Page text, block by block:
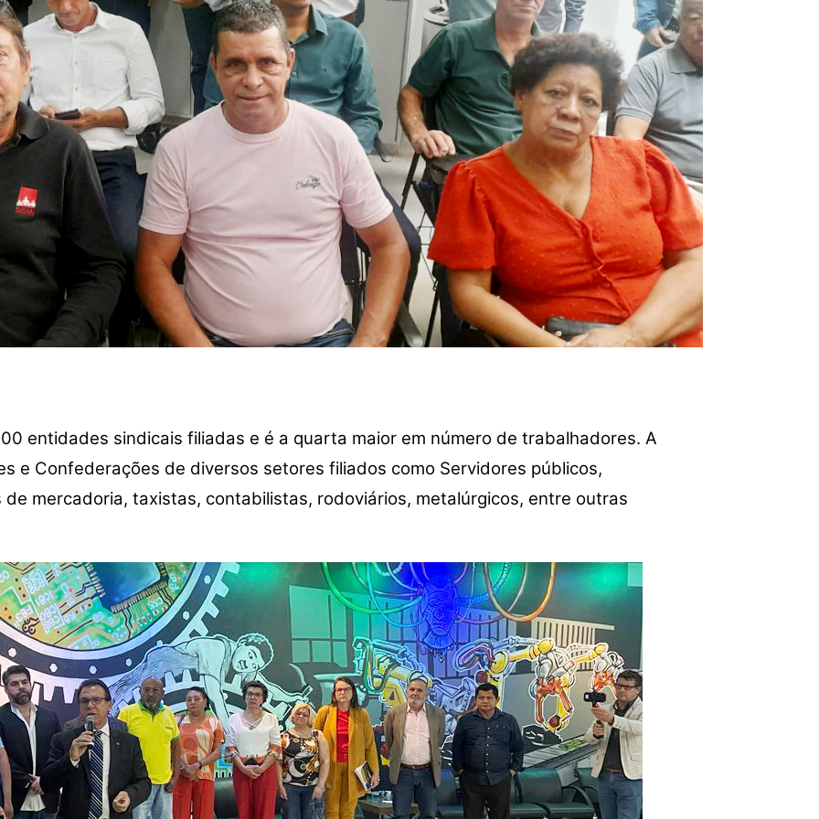
entidades sindicais filiadas e é a quarta maior em número de trabalhadores. A
e Confederações de diversos setores filiados como Servidores públicos,
mercadoria, taxistas, contabilistas, rodoviários, metalúrgicos, entre outras